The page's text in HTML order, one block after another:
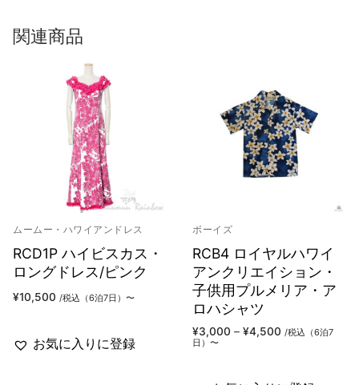
関連商品
ムームー・ハワイアンドレス
RCD1P ハイビスカス・
ロングドレス/ピンク
¥10,500 /税込（6泊7日）〜
お気に入りに登録
ボーイズ
RCB4 ロイヤルハワイ
アンクリエイション・
子供用プルメリア・ア
ロハシャツ
¥3,000 – ¥4,500 価
格
/税込（6泊7
日）〜